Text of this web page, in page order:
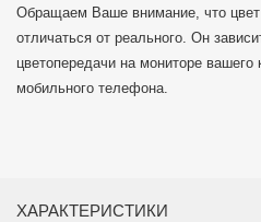
Обращаем Ваше внимание, что
отличаться от реального. Он
цветопередачи на мониторе
мобильного телефона.
ХАРАКТЕРИСТИКИ